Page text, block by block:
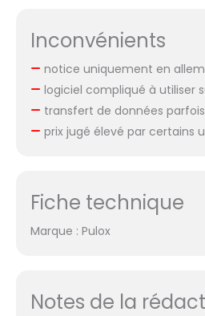
Inconvénients
notice uniquement en
logiciel compliqué à utiliser
transfert de données
prix jugé élevé par certains
Fiche technique
Marque : Pulox
Notes de la